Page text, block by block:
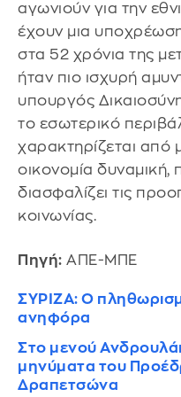
αγωνιούν για την
έχουν μια
στα 52 χρόνια της
ήταν πιο ισχυρή
υπουργός
το εσωτερικό
χαρακτηρίζεται από
οικονομία δυναμική,
διασφαλίζει τις
κοινωνίας.
Πηγή: ΑΠΕ-ΜΠΕ
ΣΥΡΙΖΑ: Ο
ανηφόρα
Στο μενού
μηνύματα του
Δραπετσώνα